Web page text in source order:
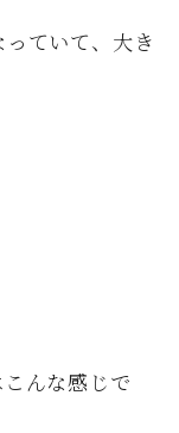
っていて、大き
んな感じで